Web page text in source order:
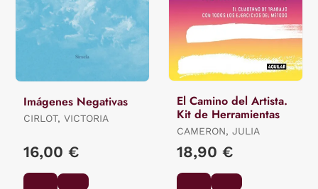
Imágenes Negativas
CIRLOT, VICTORIA
16,00 €
El Camino del Artista.
Kit de Herramientas
CAMERON, JULIA
18,90 €